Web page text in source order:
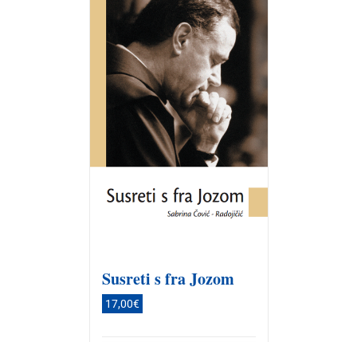
Susreti s fra Jozom
17,00€